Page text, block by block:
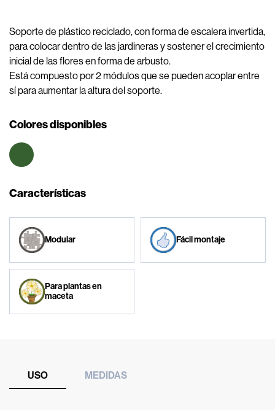
Soporte de plástico reciclado, con forma de escalera invertida,
para colocar dentro de las jardineras y sostener el crecimiento
inicial de las flores en forma de arbusto.
Está compuesto por 2 módulos que se pueden acoplar entre
sí para aumentar la altura del soporte.
Colores disponibles
Características
Modular Fácil montaje
Para plantas en
maceta
USO MEDIDAS